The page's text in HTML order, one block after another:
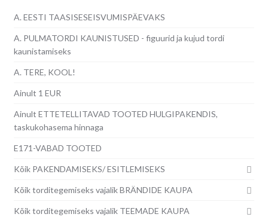
A. EESTI TAASISESEISVUMISPÄEVAKS
A. PULMATORDI KAUNISTUSED - figuurid ja kujud tordi
kaunistamiseks
A. TERE, KOOL!
Ainult 1 EUR
Ainult ETTETELLITAVAD TOOTED HULGIPAKENDIS,
taskukohasema hinnaga
E171-VABAD TOOTED
Kõik PAKENDAMISEKS/ ESITLEMISEKS
Kõik torditegemiseks vajalik BRÄNDIDE KAUPA
Kõik torditegemiseks vajalik TEEMADE KAUPA